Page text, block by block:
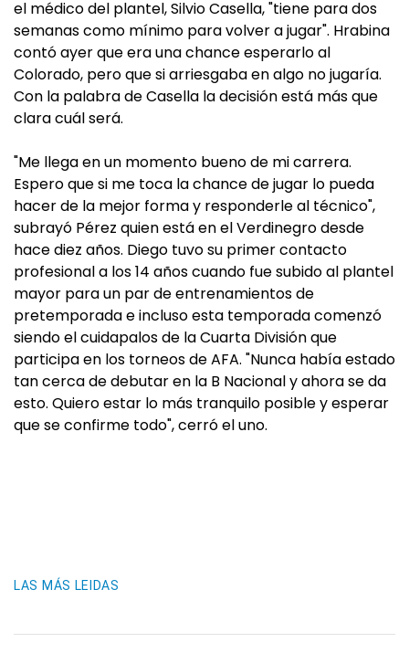
el médico del plantel, Silvio Casella, "tiene para dos
semanas como mínimo para volver a jugar". Hrabina
contó ayer que era una chance esperarlo al
Colorado, pero que si arriesgaba en algo no jugaría.
Con la palabra de Casella la decisión está más que
clara cuál será.
"Me llega en un momento bueno de mi carrera.
Espero que si me toca la chance de jugar lo pueda
hacer de la mejor forma y responderle al técnico",
subrayó Pérez quien está en el Verdinegro desde
hace diez años. Diego tuvo su primer contacto
profesional a los 14 años cuando fue subido al plantel
mayor para un par de entrenamientos de
pretemporada e incluso esta temporada comenzó
siendo el cuidapalos de la Cuarta División que
participa en los torneos de AFA. "Nunca había estado
tan cerca de debutar en la B Nacional y ahora se da
esto. Quiero estar lo más tranquilo posible y esperar
que se confirme todo", cerró el uno.
LAS MÁS LEIDAS